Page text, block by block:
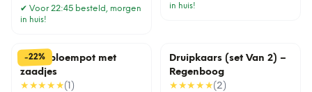
✔ Voor 22:45 besteld, morgen
in huis!
in huis!
-22%
Lama bloempot met
zaadjes
★★★★★( 1 )
Druipkaars (set Van 2) –
Regenboog
★★★★★(2 )